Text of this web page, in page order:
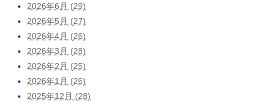
2026年6月 (29)
2026年5月 (27)
2026年4月 (26)
2026年3月 (28)
2026年2月 (25)
2026年1月 (26)
2025年12月 (28)